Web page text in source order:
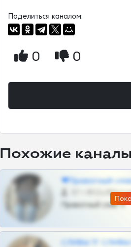
Поделиться каналом:
0 0
Похожие каналы
❤Приватный
Приватный слив тг
СЛИВЫ ТГ СЛИВЫ